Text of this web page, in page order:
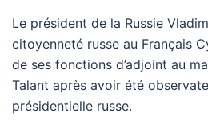
Le président de la Russie
citoyenneté russe au Français
de ses fonctions d’adjoint au
Talant après avoir été
présidentielle russe.